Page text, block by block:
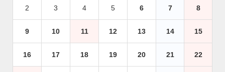
2 3 4 5 6 7 8
9 10 11 12 13 14 15
16 17 18 19 20 21 22